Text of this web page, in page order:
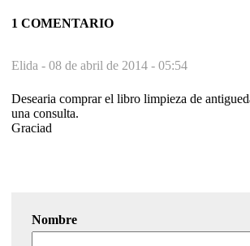
1 COMENTARIO
Elida - 08 de abril de 2014 - 05:54
Desearia comprar el libro limpieza de
una consulta.
Graciad
Nombre